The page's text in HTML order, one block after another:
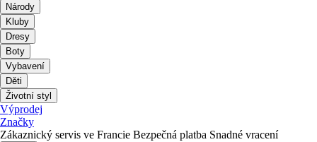
Národy
Kluby
Dresy
Boty
Vybavení
Děti
Životní styl
Výprodej
Značky
Zákaznický servis ve Francie Bezpečná platba Snadné vracení